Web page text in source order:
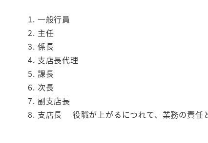
一般行員
主任
係長
支店長代理
課長
次長
副支店長
支店長 役職が上がるにつれて、業務の責任